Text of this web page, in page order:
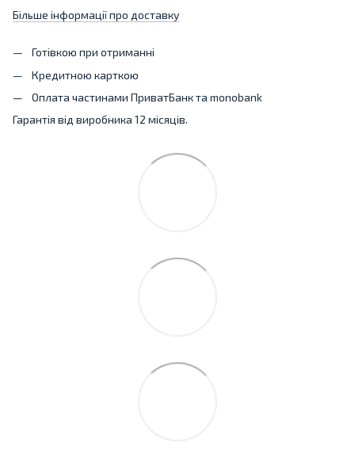
Більше інформації про доставку
Готівкою при отриманні
Кредитною карткою
Оплата частинами ПриватБанк та monobank
Гарантія від виробника 12 місяців.